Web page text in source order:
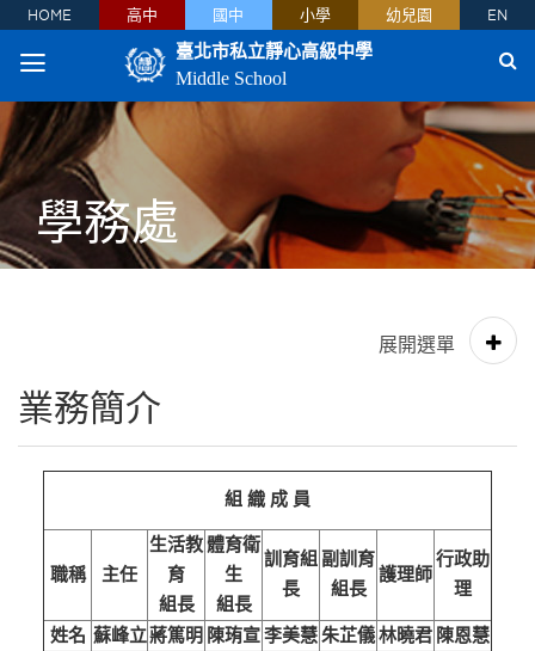
HOME 高中 國中 小學 幼兒園 EN
臺北市私立靜心高級中學
Middle School
學務處
業務簡介
組 織 成 員
職稱 主任
生活教
育
組長
體育衛
生
組長
訓育組
長
副訓育
組長
護理師
行政助
理
姓名 蘇峰立蔣篤明 陳珛宣李美慧朱芷儀林曉君 陳恩慧